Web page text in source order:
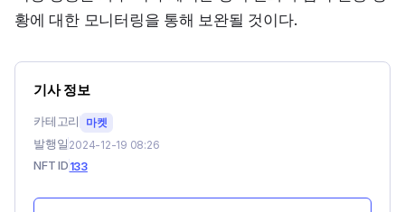
황에 대한 모니터링을 통해 보완될 것이다.
기사 정보
카테고리 마켓
발행일 2024-12-19 08:26
NFT ID 133